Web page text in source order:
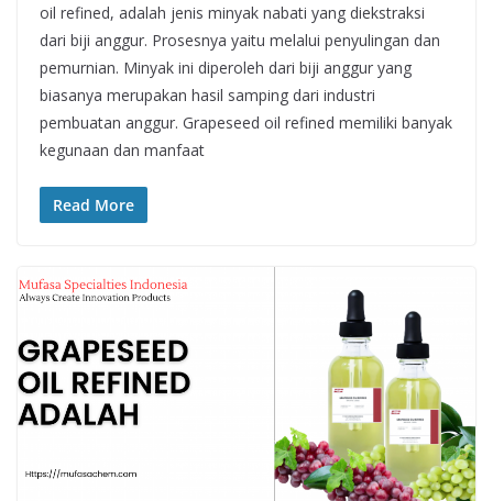
oil refined, adalah jenis minyak nabati yang diekstraksi
dari biji anggur. Prosesnya yaitu melalui penyulingan dan
pemurnian. Minyak ini diperoleh dari biji anggur yang
biasanya merupakan hasil samping dari industri
pembuatan anggur. Grapeseed oil refined memiliki banyak
kegunaan dan manfaat
Read More